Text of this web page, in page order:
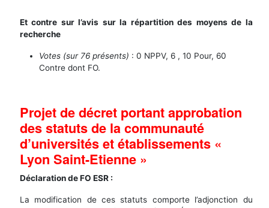
Et contre sur l’avis sur la répartition des moyens de la
recherche
Votes (sur 76 présents) : 0 NPPV, 6 , 10 Pour, 60
Contre dont FO.
Projet de décret portant approbation
des statuts de la communauté
d’universités et établissements «
Lyon Saint-Etienne »
Déclaration de FO ESR :
La modification de ces statuts comporte l’adjonction du